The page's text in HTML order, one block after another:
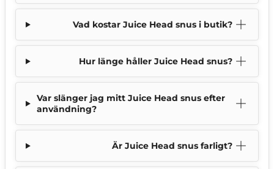
Vad kostar Juice Head snus i butik?
Hur länge håller Juice Head snus?
Var slänger jag mitt Juice Head snus efter
användning?
Är Juice Head snus farligt?